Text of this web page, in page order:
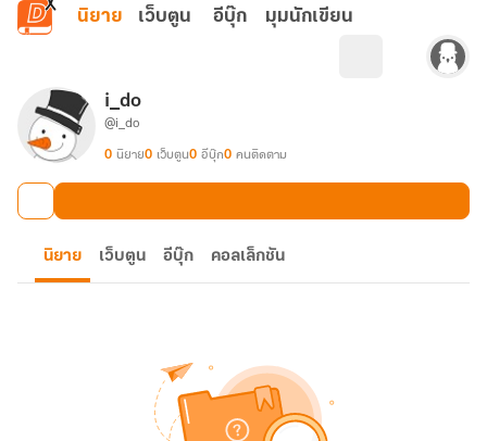
ข้ามไปยังเนื้อหาหลัก
นิยาย เว็บตูน อีบุ๊ก มุมนักเขียน
i_do
@i_do
0 นิยาย0 เว็บตูน0 อีบุ๊ก0 คนติดตาม
นิยาย เว็บตูน อีบุ๊ก คอลเล็กชัน